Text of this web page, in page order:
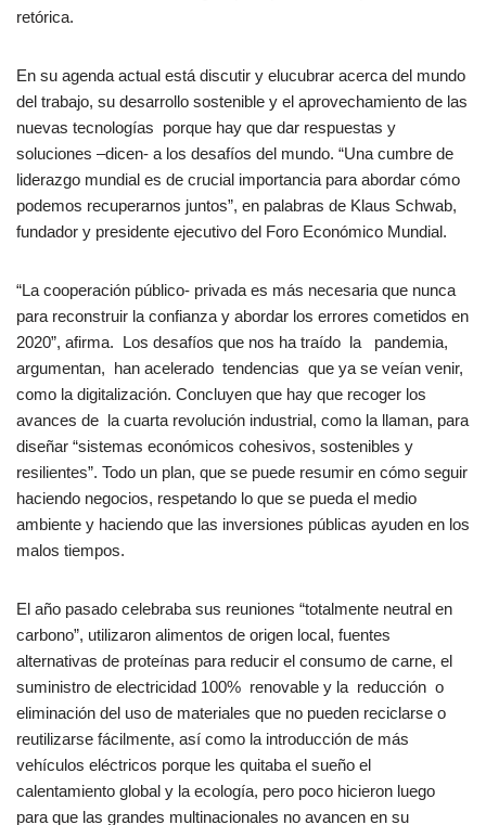
retórica.
En su agenda actual está discutir y elucubrar acerca del mundo
del trabajo, su desarrollo sostenible y el aprovechamiento de las
nuevas tecnologías porque hay que dar respuestas y
soluciones –dicen- a los desafíos del mundo. “Una cumbre de
liderazgo mundial es de crucial importancia para abordar cómo
podemos recuperarnos juntos”, en palabras de Klaus Schwab,
fundador y presidente ejecutivo del Foro Económico Mundial.
“La cooperación público- privada es más necesaria que nunca
para reconstruir la confianza y abordar los errores cometidos en
2020”, afirma. Los desafíos que nos ha traído la pandemia,
argumentan, han acelerado tendencias que ya se veían venir,
como la digitalización. Concluyen que hay que recoger los
avances de la cuarta revolución industrial, como la llaman, para
diseñar “sistemas económicos cohesivos, sostenibles y
resilientes”. Todo un plan, que se puede resumir en cómo seguir
haciendo negocios, respetando lo que se pueda el medio
ambiente y haciendo que las inversiones públicas ayuden en los
malos tiempos.
El año pasado celebraba sus reuniones “totalmente neutral en
carbono”, utilizaron alimentos de origen local, fuentes
alternativas de proteínas para reducir el consumo de carne, el
suministro de electricidad 100% renovable y la reducción o
eliminación del uso de materiales que no pueden reciclarse o
reutilizarse fácilmente, así como la introducción de más
vehículos eléctricos porque les quitaba el sueño el
calentamiento global y la ecología, pero poco hicieron luego
para que las grandes multinacionales no avancen en su